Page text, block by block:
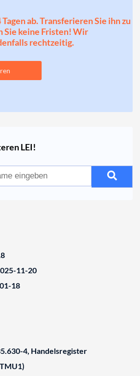
ab. Transferieren Sie ihn zu
Sie keine Fristen! Wir
rechtzeitig.
LEI!
11-20
18
4, Handelsregister